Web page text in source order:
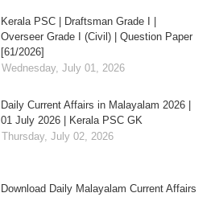
Kerala PSC | Draftsman Grade I |
Overseer Grade I (Civil) | Question Paper
[61/2026]
Wednesday, July 01, 2026
Daily Current Affairs in Malayalam 2026 |
01 July 2026 | Kerala PSC GK
Thursday, July 02, 2026
Download Daily Malayalam Current Affairs